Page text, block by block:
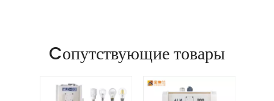
Cопутствующие товары